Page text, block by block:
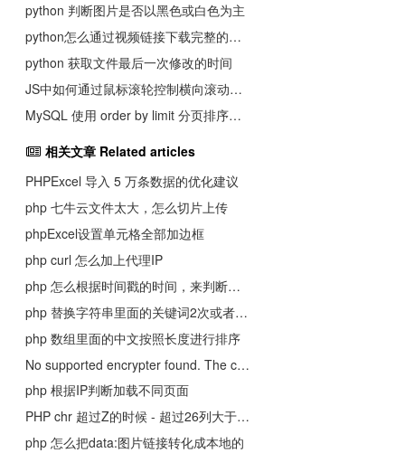
python 判断图片是否以黑色或白色为主
python怎么通过视频链接下载完整的视频
python 获取文件最后一次修改的时间
JS中如何通过鼠标滚轮控制横向滚动轴滚动
MySQL 使用 order by limit 分页排序会导致数据丢失和重复
相关文章 Related articles
PHPExcel 导入 5 万条数据的优化建议
php 七牛云文件太大，怎么切片上传
phpExcel设置单元格全部加边框
php curl 怎么加上代理IP
php 怎么根据时间戳的时间，来判断距离当前时间，变成，多久之前，比如几天前，几个小时前。
php 替换字符串里面的关键词2次或者N次。
php 数组里面的中文按照长度进行排序
No supported encrypter found. The cipher and / or key length are invalid.
php 根据IP判断加载不同页面
PHP chr 超过Z的时候 - 超过26列大于Z时的解决方法
php 怎么把data:图片链接转化成本地的